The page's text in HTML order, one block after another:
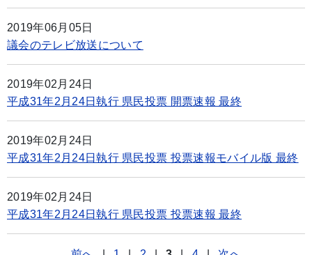
2019年06月05日
議会のテレビ放送について
2019年02月24日
平成31年2月24日執行 県民投票 開票速報 最終
2019年02月24日
平成31年2月24日執行 県民投票 投票速報モバイル版 最終
2019年02月24日
平成31年2月24日執行 県民投票 投票速報 最終